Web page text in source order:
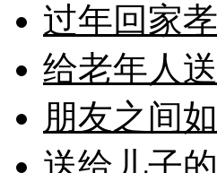
过年回家
给老年人
朋友之间